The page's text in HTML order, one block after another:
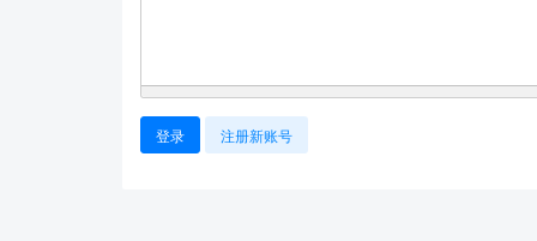
登录 注册新账号